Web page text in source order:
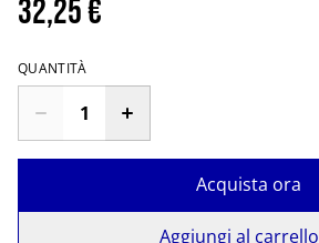
32,25 €
QUANTITÀ
Acquista ora
Aggiungi al carrello